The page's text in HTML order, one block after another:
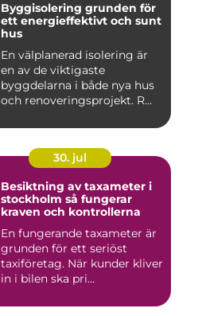
Byggisolering grunden för
ett energieffektivt och sunt
hus
En välplanerad isolering är
en av de viktigaste
byggdelarna i både nya hus
och renoveringsprojekt. R...
30. jul
Besiktning av taxameter i
stockholm så fungerar
kraven och kontrollerna
En fungerande taxameter är
grunden för ett seriöst
taxiföretag. När kunder kliver
in i bilen ska pri...